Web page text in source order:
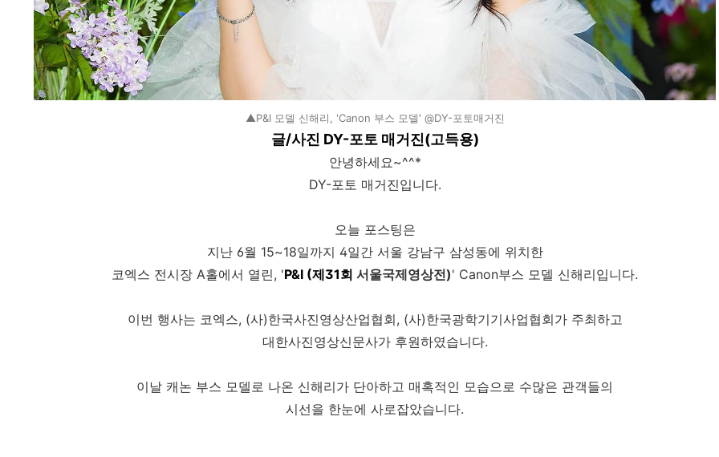
▲P&I 모델 신해리, 'Canon 부스 모델' @DY-포토매거진
글/사진 DY-포토 매거진(고득용)
안녕하세요~^^*
DY-포토 매거진입니다.
오늘 포스팅은
지난 6월 15~18일까지 4일간 서울 강남구 삼성동에 위치한
코엑스 전시장 A홀에서 열린, 'P&I (제31회 서울국제영상전)' Canon부스 모델 신해리입니다.
이번 행사는 코엑스, (사)한국사진영상산업협회, (사)한국광학기기사업협회가 주최하고
대한사진영상신문사가 후원하였습니다.
이날 캐논 부스 모델로 나온 신해리가 단아하고 매혹적인 모습으로 수많은 관객들의
시선을 한눈에 사로잡았습니다.